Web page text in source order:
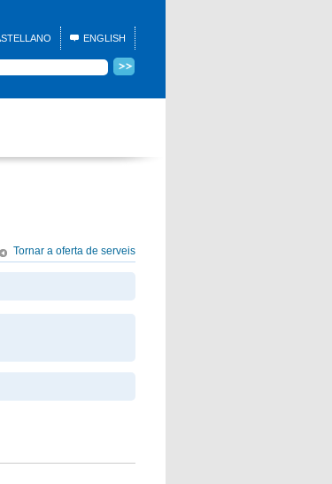
ENGLISH
Tornar a oferta de serveis